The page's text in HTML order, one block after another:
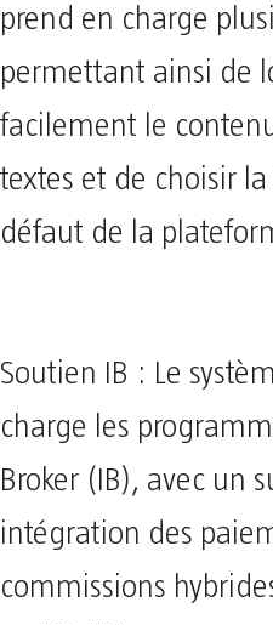
prend en charge
permettant ainsi de
facilement le
textes et de choisir
défaut de la
Soutien IB : Le
charge les
Broker (IB), avec un
intégration des
commissions